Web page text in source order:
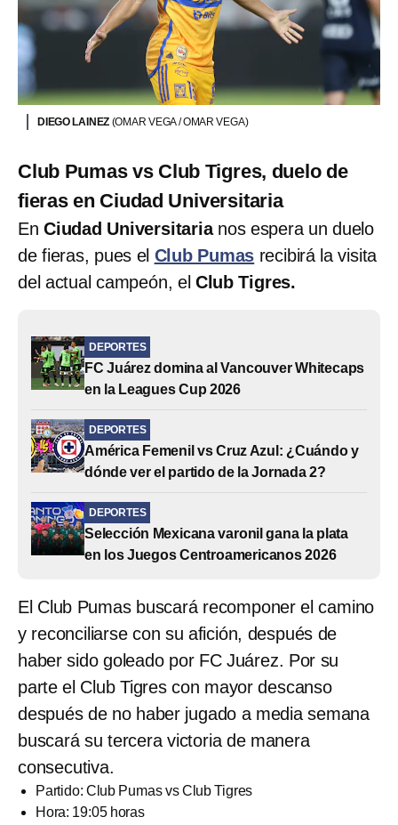
DIEGO LAINEZ (OMAR VEGA / OMAR VEGA)
Club Pumas vs Club Tigres, duelo de
fieras en Ciudad Universitaria
En Ciudad Universitarianos espera un duelo
de fieras, pues el Club Pumas recibirá la visita
del actual campeón, elClub Tigres.
DEPORTES
FC Juárez domina al Vancouver Whitecaps
en la Leagues Cup 2026
DEPORTES
América Femenil vs Cruz Azul: ¿Cuándo y
dónde ver el partido de la Jornada 2?
DEPORTES
Selección Mexicana varonil gana la plata
en los Juegos Centroamericanos 2026
El Club Pumas buscará recomponer el camino
y reconciliarse con su afición, después de
haber sido goleado por FC Juárez. Por su
parte el Club Tigres con mayor descanso
después de no haber jugado a media semana
buscará su tercera victoria de manera
consecutiva.
Partido: Club Pumas vs Club Tigres
Hora: 19:05 horas